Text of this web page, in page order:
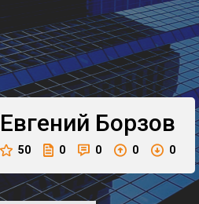
Евгений Борзов
50 0 0 0 0